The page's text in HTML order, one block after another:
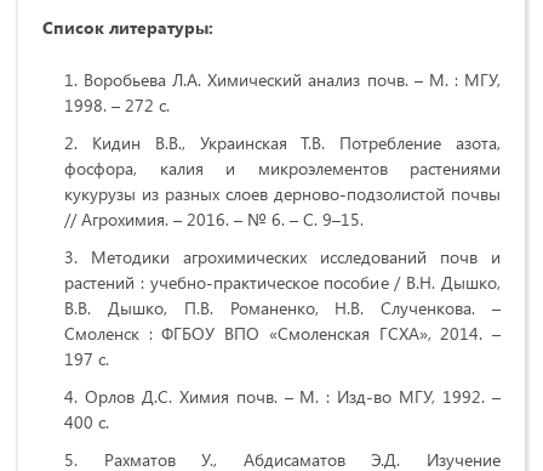
Список литературы:
Воробьева Л.А. Химический анализ почв. – М. : МГУ,
1998. – 272 с.
Кидин В.В., Украинская Т.В. Потребление азота,
фосфора, калия и микроэлементов растениями
кукурузы из разных слоев дерново-подзолистой почвы
// Агрохимия. – 2016. – № 6. – С. 9–15.
Методики агрохимических исследований почв и
растений : учебно-практическое пособие / В.Н. Дышко,
В.В. Дышко, П.В. Романенко, Н.В. Слученкова. –
Смоленск : ФГБОУ ВПО «Смоленская ГСХА», 2014. –
197 с.
Орлов Д.С. Химия почв. – М. : Изд-во МГУ, 1992. –
400 с.
Рахматов У., Абдисаматов Э.Д. Изучение